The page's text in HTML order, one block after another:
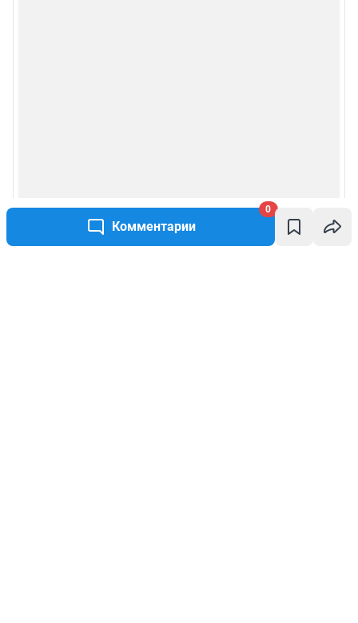
Комментарии
0